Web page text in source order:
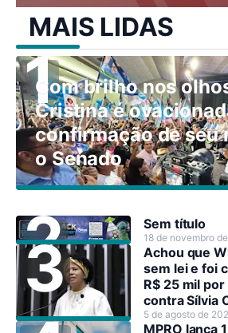
MAIS LIDAS
Com brilho nos
Cristina é
confirmação de seu
o Senado
Sem título
18 de novembro
Achou que
sem lei e foi
R$ 25 mil
contra Sílvia
5 de agosto de
MPRO lança